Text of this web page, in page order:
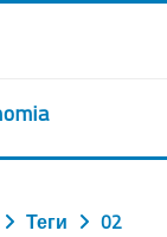
Теги 02